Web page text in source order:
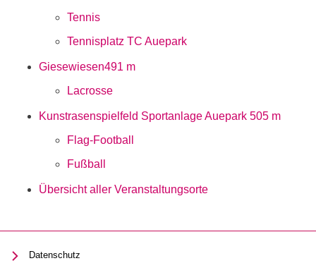
Tennis
Tennisplatz TC Auepark
Giesewiesen491 m
Lacrosse
Kunstrasenspielfeld Sportanlage Auepark 505 m
Flag-Football
Fußball
Übersicht aller Veranstaltungsorte
Datenschutz